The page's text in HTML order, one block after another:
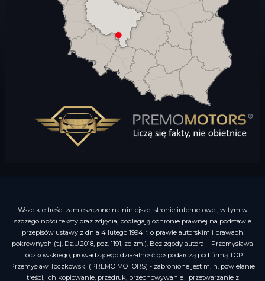
Wszelkie treści zamieszczone na niniejszej stronie internetowej, w tym w
szczególności teksty oraz zdjęcia, podlegają ochronie prawnej na podstawie
przepisów ustawy z dnia 4 lutego 1994 r. o prawie autorskim i prawach
pokrewnych (t.j. Dz.U.2018, poz. 1191, ze zm.). Bez zgody autora – Przemysława
Toczkowskiego, prowadzącego działalność gospodarczą pod firmą TOP
Przemysław Toczkowski (PREMO MOTORS) - zabronione jest m.in. powielanie
treści, ich kopiowanie, przedruk, przechowywanie i przetwarzanie z